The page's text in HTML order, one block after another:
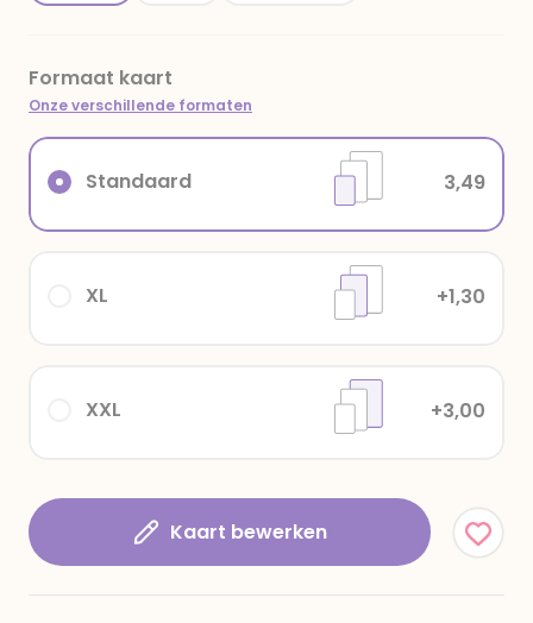
Formaat kaart
Onze verschillende formaten
XXL +3,00
XL +1,30
Standaard 3,49
Kaart bewerken